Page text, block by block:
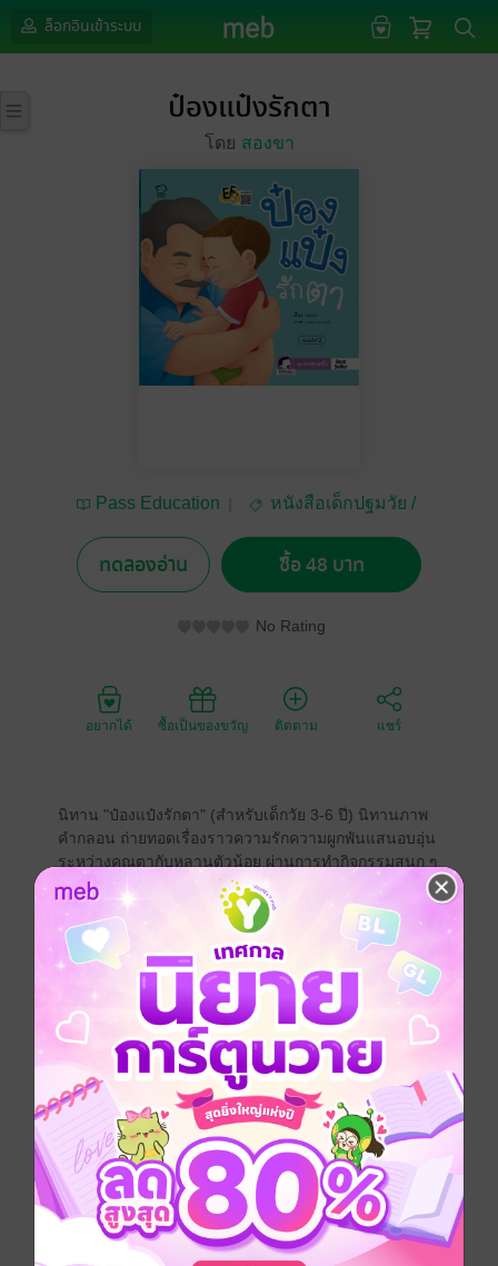
ล็อกอินเข้าระบบ
ป๋องแป๋งรักตา
โดย สองขา
Pass Education
หนังสือเด็กปฐมวัย /
ทดลองอ่าน ซื้อ 48 บาท
No Rating
อยากได้ ซื้อเป็นของขวัญ ติดตาม แชร์
นิทาน "ป๋องแป๋งรักตา" (สำหรับเด็กวัย 3-6 ปี) นิทานภาพ
คำกลอน ถ่ายทอดเรื่องราวความรักความผูกพันแสนอบอุ่น
ระหว่างคุณตากับหลานตัวน้อย ผ่านการทำกิจกรรมสนุก ๆ
ร่วมกัน เช่น ตีกลอง เล่นดาบ ทำหมวกจากเปลือกส้มโอ
สร้างบ้านบนต้นไม้ และเรียนรู้วิถีธรรมชาติ ช่วยให้เด็กได้
เรียนรู้การอยู่ร่วมกับผู้สูงวัย สั่งสมนิสัยเอื้ออาทร มีจิตใจ
อ่อนโยน และเสริมสร้างสายใยรักในครอบครัว
ช่วยให้ลูกมีพัฒนาการที่ดีและพร้อมเรียนรู้โลกกว้าง
พัฒนาทักษะสมอง EF ในหลายด้าน ได้แก่ ด้านจำเพื่อใช้
งาน (Working Memory) เด็กได้ร่วมทำกิจกรรมกับคุณตาที่
สามารถนำไปใช้ได้จริง ด้านควบคุมอารมณ์ (Emotional
Control) ไม่เสียใจมากเกินไปเมื่อไม่ได้ของเล่นที่อยากได้
ด้านยืดหยุ่นความคิด (Shift/Cognitive Flexibility) รู้จักนำ
สิ่งต่าง ๆ มาประยุกต์เล่น เช่น ใช้เปลือกส้มโอแทนหมวก
ด้านจดจ่อใส่ใจ (Focus/Attention) ตั้งใจกับกิจกรรมที่ทำ
ด้านริเริ่มลงมือทำ (Initiating) ชวนคุณตาทำบ้านต้นไม้
และด้านมุ่งเป้าหมาย (Goal-directed Persistence) มุ่งมั่น
สร้างบ้านบนต้นไม้จนสำเร็จ